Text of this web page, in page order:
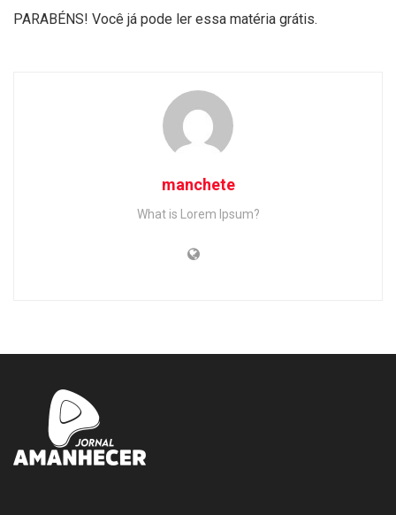
PARABÉNS! Você já pode ler essa matéria grátis.
manchete
What is Lorem Ipsum?